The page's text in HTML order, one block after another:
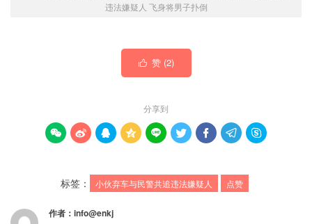
违法嫌疑人 飞身将男子扑倒
 赞 (2)
分享到
        
标签： 小伙弃车与民警共追违法嫌疑人 点赞
作者： info@enkj